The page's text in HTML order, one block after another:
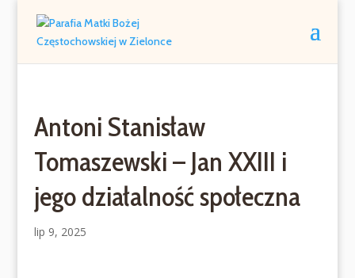
Antoni Stanisław
Tomaszewski – Jan XXIII i
jego działalność społeczna
lip 9, 2025